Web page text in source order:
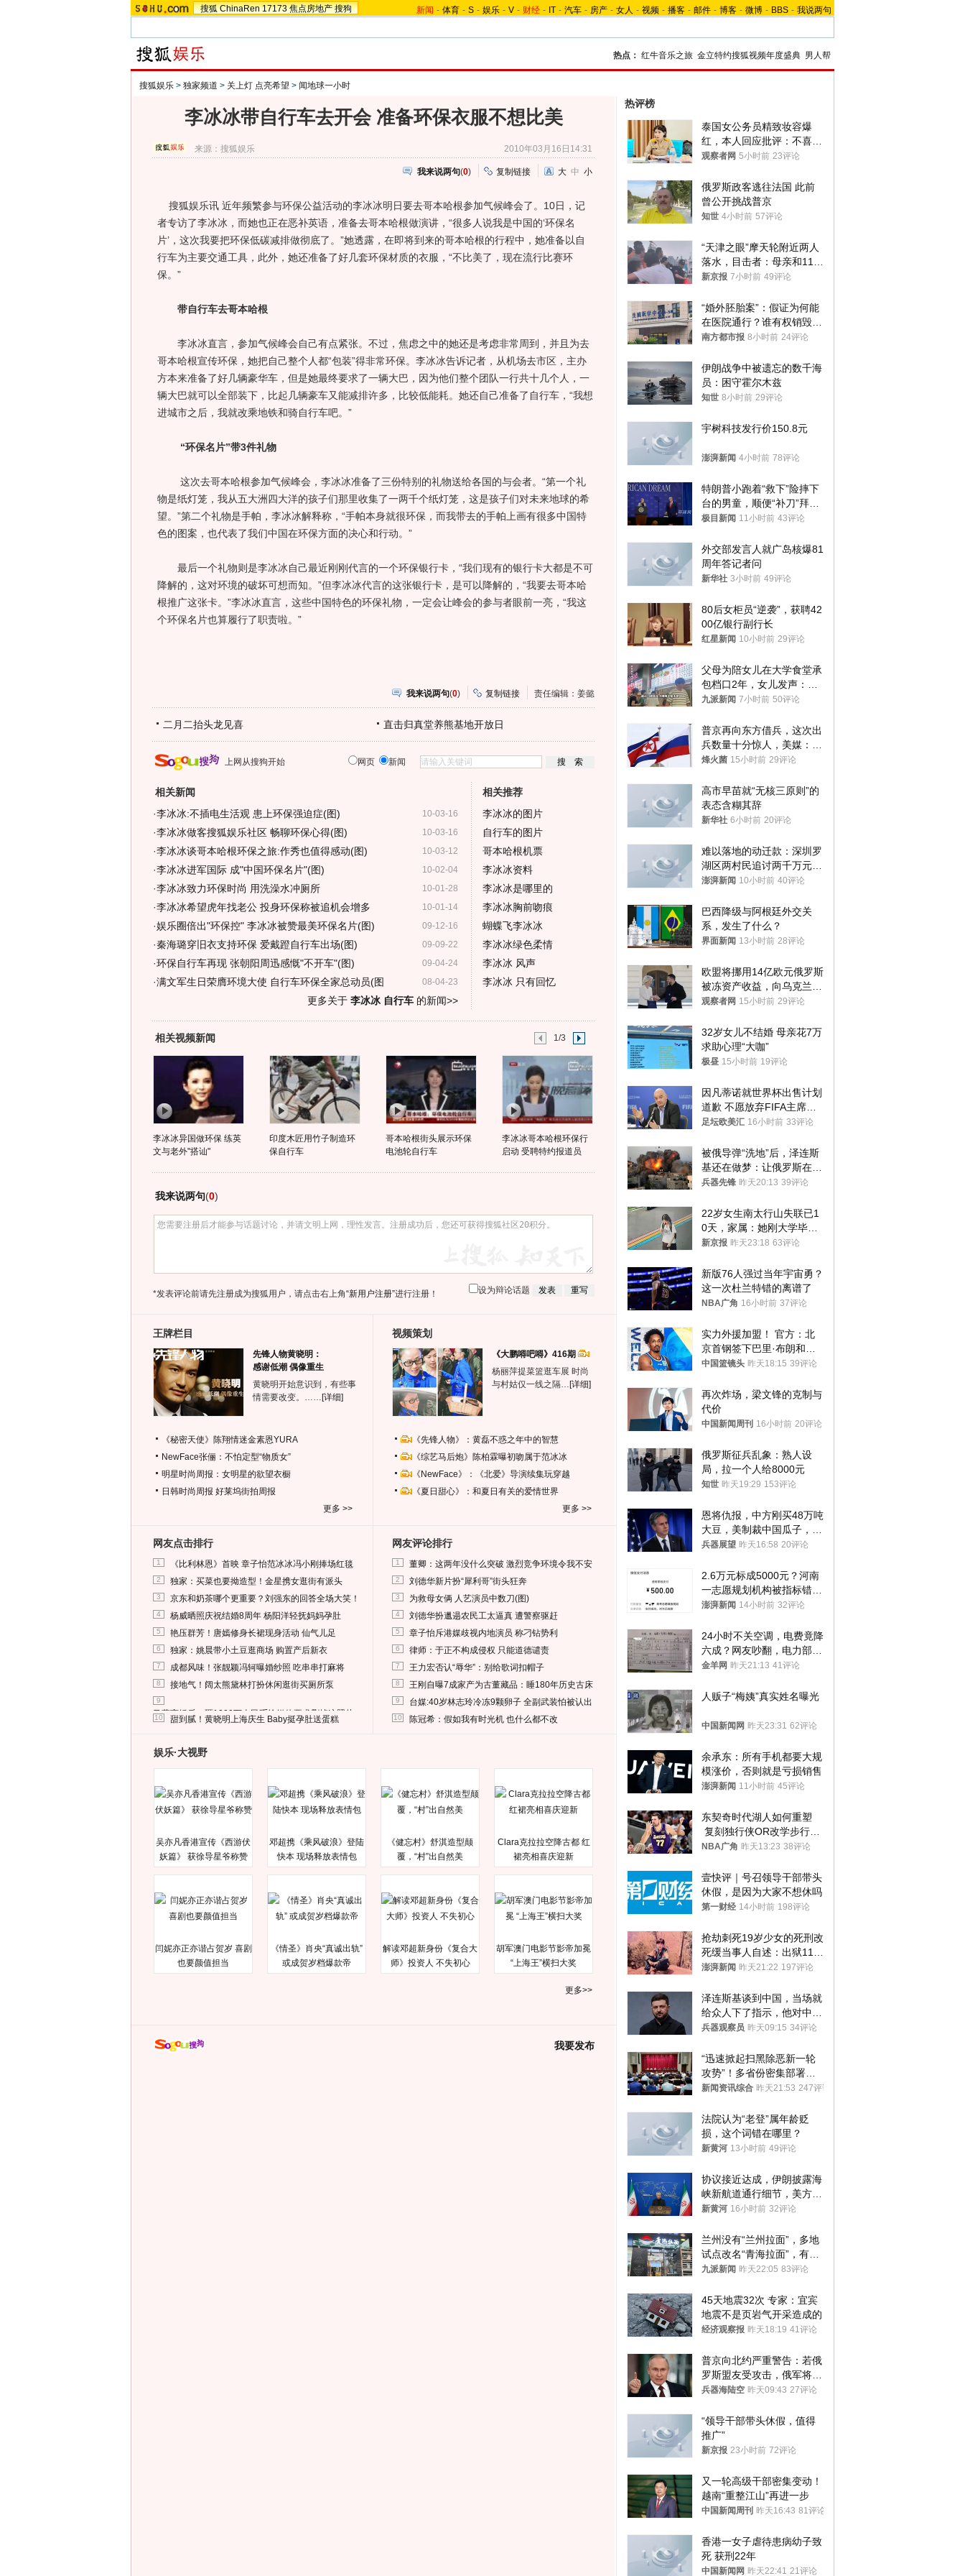
搜狐 ChinaRen 17173 焦点房地产 搜狗 新闻 - 体育 - S - 娱乐 - V - 财经 - IT - 汽车 - 房产 - 女人 - 视频 - 播客 - 邮件 - 博客 - 微博 - BBS - 我说两句
热点： 红牛音乐之旅 金立特约搜狐视频年度盛典 男人帮
搜狐娱乐 > 独家频道 > 关上灯 点亮希望 > 闻地球一小时
李冰冰带自行车去开会 准备环保衣服不想比美
来源：搜狐娱乐 2010年03月16日14:31
我来说两句(0) 复制链接 大 中 小
搜狐娱乐讯 近年频繁参与环保公益活动的李冰冰明日要去哥本哈根参加气候峰会了。10日，记
者专访了李冰冰 ，而她也正在恶补英语，准备去哥本哈根做演讲，“很多人说我是中国的‘环保名
片’，这次我要把环保低碳减排做彻底了。”她透露，在即将到来的哥本哈根的行程中，她准备以自
行车为主要交通工具，此外，她还准备了好几套环保材质的衣服，“不比美了，现在流行比赛环
保。”
带自行车去哥本哈根
李冰冰直言，参加气候峰会自己有点紧张。不过，焦虑之中的她还是考虑非常周到，并且为去
哥本哈根宣传环保，她把自己整个人都“包装”得非常环保。 李冰冰告诉记者，从机场去市区，主办
方本来准备了好几辆豪华车，但是她最终要求了一辆大巴，因为他们整个团队一行共十几个人，一
辆大巴就可以全部装下，比起几辆豪车又能减排许多，比较低能耗。她还自己准备了自行车，“我想
进城市之后，我就改乘地铁和骑自行车吧。”
“环保名片”带3件礼物
这次去哥本哈根参加气候峰会，李冰冰准备了三份特别的礼物送给各国的与会者。“第一个礼
物是纸灯笼，我从五大洲四大洋的孩子们那里收集了一两千个纸灯笼，这是孩子们对未来地球的希
望。”第二个礼物是手帕，李冰冰解释称，“手帕本身就很环保，而我带去的手帕上画有很多中国特
色的图案，也代表了我们中国在环保方面的决心和行动。”
最后一个礼物则是李冰冰自己最近刚刚代言的一个环保银行卡，“我们现有的银行卡大都是不可
降解的，这对环境的破坏可想而知。”但李冰冰代言的这张银行卡，是可以降解的，“我要去哥本哈
根推广这张卡。”李冰冰直言，这些中国特色的环保礼物，一定会让峰会的参与者眼前一亮，“我这
个环保名片也算履行了职责啦。”
我来说两句(0) 复制链接 责任编辑：姜懿
二月二抬头龙见喜 直击归真堂养熊基地开放日
上网从搜狗开始 网页 新闻
相关新闻
10-03-16
·李冰冰:不插电生活观 患上环保强迫症(图)
10-03-16
·李冰冰做客搜狐娱乐社区 畅聊环保心得(图)
10-03-12
·李冰冰谈哥本哈根环保之旅:作秀也值得感动(图)
10-02-04
·李冰冰进军国际 成"中国环保名片"(图)
10-01-28
·李冰冰致力环保时尚 用洗澡水冲厕所
10-01-14
·李冰冰希望虎年找老公 投身环保称被追机会增多
09-12-16
·娱乐圈倍出"环保控" 李冰冰被赞最美环保名片(图)
09-09-22
·秦海璐穿旧衣支持环保 爱戴蹬自行车出场(图)
09-04-24
·环保自行车再现 张朝阳周迅感慨"不开车"(图)
08-04-23
·满文军生日荣膺环境大使 自行车环保全家总动员(图
更多关于 李冰冰 自行车的新闻>>
相关推荐
李冰冰的图片
自行车的图片
哥本哈根机票
李冰冰资料
李冰冰是哪里的
李冰冰胸前吻痕
蝴蝶飞李冰冰
李冰冰绿色柔情
李冰冰 风声
李冰冰 只有回忆
相关视频新闻 1/3
李冰冰异国做环保 练英
文与老外"搭讪"
印度木匠用竹子制造环
保自行车
哥本哈根街头展示环保
电池轮自行车
李冰冰哥本哈根环保行
启动 受聘特约报道员
我来说两句(0)
*发表评论前请先注册成为搜狐用户，请点击右上角“新用户注册”进行注册！ 设为辩论话题
王牌栏目
先锋人物黄晓明：
感谢低潮 偶像重生
黄晓明开始意识到，有些事
情需要改变。…… [详细]
《秘密天使》陈翔情迷金素恩YURA
NewFace张俪：不怕定型“物质女”
明星时尚周报：女明星的欲望衣橱
日韩时尚周报 好莱坞街拍周报
更多 >>
视频策划
《大鹏嘚吧嘚》416期
杨丽萍提菜篮逛车展 时尚
与村姑仅一线之隔… [详细]
《先锋人物》：黄磊不惑之年中的智慧
《综艺马后炮》陈柏霖曝初吻属于范冰冰
《NewFace》：《北爱》导演续集玩穿越
《夏日甜心》：和夏日有关的爱情世界
更多 >>
网友点击排行
1 《比利林恩》首映 章子怡范冰冰冯小刚捧场红毯
2 独家：买菜也要拗造型！金星携女逛街有派头
3 京东和奶茶哪个更重要？刘强东的回答全场大笑！
4 杨威晒照庆祝结婚8周年 杨阳洋轻抚妈妈孕肚
5 艳压群芳！唐嫣修身长裙现身活动 仙气儿足
6 独家：姚晨带小土豆逛商场 购置产后新衣
7 成都风味！张靓颖冯轲曝婚纱照 吃串串打麻将
8 接地气！阔太熊黛林打扮休闲逛街买厕所泵
9
马蓉离婚后，砸1000万人民币给媒体要求删掉这照片
10 甜到腻！黄晓明上海庆生 Baby挺孕肚送蛋糕
网友评论排行
1 董卿：这两年没什么突破 激烈竞争环境令我不安
2 刘德华新片扮“犀利哥”街头狂奔
3 为救母女俩 人艺演员中数刀(图)
4 刘德华扮邋遢农民工太逼真 遭警察驱赶
5 章子怡斥港媒歧视内地演员 称刁钻势利
6 律师：于正不构成侵权 只能道德谴责
7 王力宏否认“辱华”：别给歌词扣帽子
8 王刚自曝7成家产为古董藏品：睡180年历史古床
9 台媒:40岁林志玲冷冻9颗卵子 全副武装怕被认出
10 陈冠希：假如我有时光机 也什么都不改
娱乐·大视野
吴亦凡香港宣传《西游伏
妖篇》 获徐导星爷称赞
邓超携《乘风破浪》登陆
快本 现场释放表情包
《健忘村》舒淇造型颠
覆，“村”出自然美
Clara克拉拉空降古都 红
裙亮相喜庆迎新
闫妮亦正亦谐占贺岁 喜剧
也要颜值担当
《情圣》肖央“真诚出轨”
或成贺岁档爆款帝
解读邓超新身份《复合大
师》投资人 不失初心
胡军澳门电影节影帝加冕
“上海王”横扫大奖
更多>>
我要发布
热评榜
泰国女公务员精致妆容爆
红，本人回应批评：不喜欢
就别看
观察者网 5小时前 23评论
俄罗斯政客逃往法国 此前
曾公开挑战普京
知世 4小时前 57评论
“天津之眼”摩天轮附近两人
落水，目击者：母亲和11岁
儿子先后被打捞上岸
新京报 7小时前 49评论
“婚外胚胎案”：假证为何能
在医院通行？谁有权销毁胚
胎？
南方都市报 8小时前 24评论
伊朗战争中被遗忘的数千海
员：困守霍尔木兹
知世 8小时前 29评论
宇树科技发行价150.8元
澎湃新闻 4小时前 78评论
特朗普小跑着“救下”险摔下
台的男童，顺便“补刀”拜
登：“我可不想他像拜登一
极目新闻 11小时前 43评论
外交部发言人就广岛核爆81
周年答记者问
新华社 3小时前 49评论
80后女柜员“逆袭”，获聘42
00亿银行副行长
红星新闻 10小时前 29评论
父母为陪女儿在大学食堂承
包档口2年，女儿发声：初
衷是为了陪伴，毕业后将不
九派新闻 7小时前 50评论
普京再向东方借兵，这次出
兵数量十分惊人，美媒：俄
朝要动真格？
烽火菌 15小时前 29评论
高市早苗就“无核三原则”的
表态含糊其辞
新华社 6小时前 20评论
难以落地的动迁款：深圳罗
湖区两村民追讨两千万元动
迁款八年未果
澎湃新闻 10小时前 40评论
巴西降级与阿根廷外交关
系，发生了什么？
界面新闻 13小时前 28评论
欧盟将挪用14亿欧元俄罗斯
被冻资产收益，向乌克兰提
供援助
观察者网 15小时前 29评论
32岁女儿不结婚 母亲花7万
求助心理“大咖”
极昼 15小时前 19评论
因凡蒂诺就世界杯出售计划
道歉 不愿放弃FIFA主席职
位
足坛欧美汇 16小时前 33评论
被俄导弹“洗地”后，泽连斯
基还在做梦：让俄罗斯在冬
季前求和？
兵器先锋 昨天20:13 39评论
22岁女生南太行山失联已1
0天，家属：她刚大学毕业
想到山里旅行
新京报 昨天23:18 63评论
新版76人强过当年宇宙勇？
这一次杜兰特错的离谱了
NBA广角 16小时前 37评论
实力外援加盟！ 官方：北
京首钢签下巴里·布朗和桑
普森
中国篮镜头 昨天18:15 39评论
再次炸场，梁文锋的克制与
代价
中国新闻周刊 16小时前 20评论
俄罗斯征兵乱象：熟人设
局，拉一个人给8000元
知世 昨天19:29 153评论
恩将仇报，中方刚买48万吨
大豆，美制裁中国瓜子，布
林肯措辞变了
兵器展望 昨天16:58 20评论
2.6万元标成5000元？河南
一志愿规划机构被指标错学
费致考生复读
澎湃新闻 14小时前 32评论
24小时不关空调，电费竟降
六成？网友吵翻，电力部门
回应→
金羊网 昨天21:13 41评论
人贩子“梅姨”真实姓名曝光
中国新闻网 昨天23:31 62评论
余承东：所有手机都要大规
模涨价，否则就是亏损销售
澎湃新闻 11小时前 45评论
东契奇时代湖人如何重塑
复刻独行侠OR改学步行
者？
NBA广角 昨天13:23 38评论
壹快评｜号召领导干部带头
休假，是因为大家不想休吗
第一财经 14小时前 198评论
抢劫刺死19岁少女的死刑改
死缓当事人自述：出狱11年
间始终刻意躲避被害人家属
澎湃新闻 昨天21:22 197评论
泽连斯基谈到中国，当场就
给众人下了指示，他对中国
和中乌关系，显然又有了新
兵器观察员 昨天09:15 34评论
“迅速掀起扫黑除恶新一轮
攻势”！多省份密集部署，
公布举报方式
新闻资讯综合 昨天21:53 247评论
法院认为“老登”属年龄贬
损，这个词错在哪里？
新黄河 13小时前 49评论
协议接近达成，伊朗披露海
峡新航道通行细节，美方再
提“倒计时”
新黄河 16小时前 32评论
兰州没有“兰州拉面”，多地
试点改名“青海拉面”，有商
家改名已两年
九派新闻 昨天22:05 83评论
45天地震32次 专家：宜宾
地震不是页岩气开采造成的
经济观察报 昨天18:19 41评论
普京向北约严重警告：若俄
罗斯盟友受攻击，俄军将动
用核武器保护
兵器海陆空 昨天09:43 27评论
“领导干部带头休假，值得
推广”
新京报 23小时前 72评论
又一轮高级干部密集变动！
越南“重整江山”再进一步
中国新闻周刊 昨天16:43 81评论
香港一女子虐待患病幼子致
死 获刑22年
中国新闻网 昨天22:41 21评论